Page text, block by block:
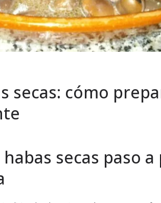
secas: cómo
secas paso a